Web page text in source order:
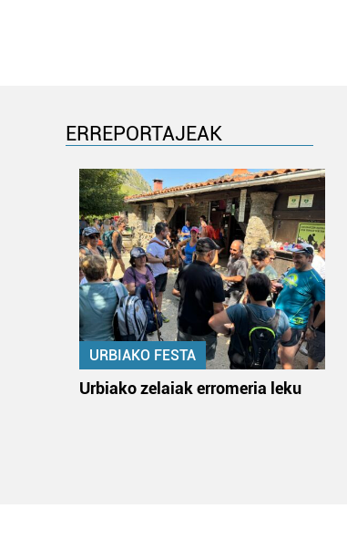
ERREPORTAJEAK
URBIAKO FESTA
Urbiako zelaiak erromeria leku